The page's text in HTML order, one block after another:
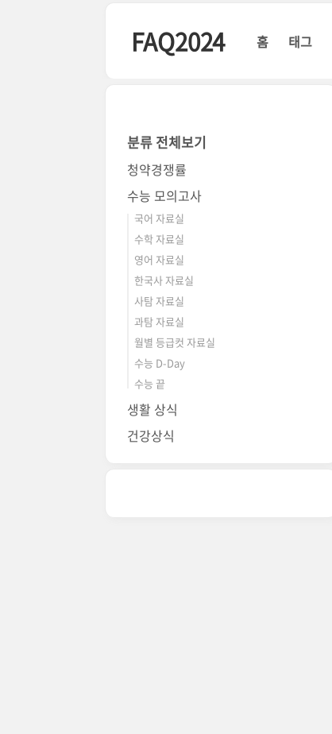
FAQ2024 홈 태그
분류 전체보기
청약경쟁률
수능 모의고사
국어 자료실
수학 자료실
영어 자료실
한국사 자료실
사탐 자료실
과탐 자료실
월별 등급컷 자료실
수능 D-Day
수능 끝
생활 상식
건강상식